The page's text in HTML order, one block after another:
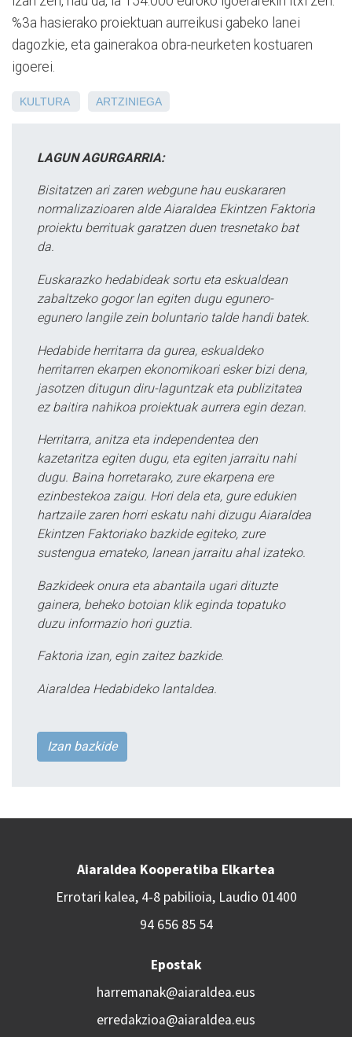
%3a hasierako proiektuan aurreikusi gabeko lanei
dagozkie, eta gainerakoa obra-neurketen kostuaren
igoerei.
KULTURA ARTZINIEGA
LAGUN AGURGARRIA:
Bisitatzen ari zaren webgune hau euskararen
normalizazioaren alde Aiaraldea Ekintzen Faktoria
proiektu berrituak garatzen duen tresnetako bat
da.
Euskarazko hedabideak sortu eta eskualdean
zabaltzeko gogor lan egiten dugu egunero-
egunero langile zein boluntario talde handi batek.
Hedabide herritarra da gurea, eskualdeko
herritarren ekarpen ekonomikoari esker bizi dena,
jasotzen ditugun diru-laguntzak eta publizitatea
ez baitira nahikoa proiektuak aurrera egin dezan.
Herritarra, anitza eta independentea den
kazetaritza egiten dugu, eta egiten jarraitu nahi
dugu. Baina horretarako, zure ekarpena ere
ezinbestekoa zaigu. Hori dela eta, gure edukien
hartzaile zaren horri eskatu nahi dizugu Aiaraldea
Ekintzen Faktoriako bazkide egiteko, zure
sustengua emateko, lanean jarraitu ahal izateko.
Bazkideek onura eta abantaila ugari dituzte
gainera, beheko botoian klik eginda topatuko
duzu informazio hori guztia.
Faktoria izan, egin zaitez bazkide.
Aiaraldea Hedabideko lantaldea.
Izan bazkide
Aiaraldea Kooperatiba Elkartea
Errotari kalea, 4-8 pabilioia, Laudio 01400
94 656 85 54
Epostak
harremanak@aiaraldea.eus
erredakzioa@aiaraldea.eus